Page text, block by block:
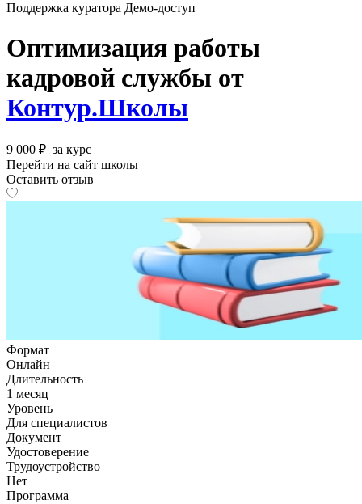
Поддержка куратора Демо-доступ
Оптимизация работы
кадровой службы от
Контур.Школы
9 000 ₽ за курс
Перейти на сайт школы
Оставить отзыв
Формат
Онлайн
Длительность
1 месяц
Уровень
Для специалистов
Документ
Удостоверение
Трудоустройство
Нет
Программа